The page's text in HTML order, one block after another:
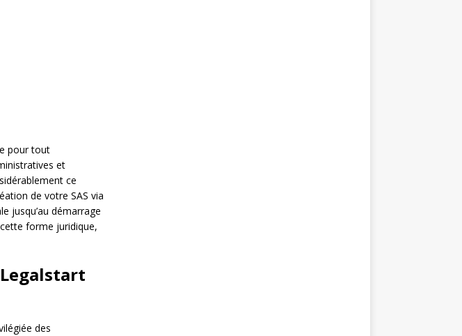
pour tout
et
ce
de votre SAS via
jusqu’au démarrage
forme juridique,
des